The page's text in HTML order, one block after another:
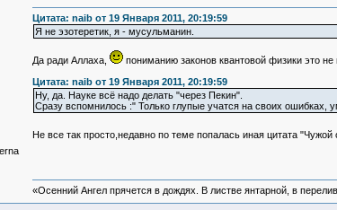
Цитата: naib от 19 Января 2011, 20:19:59
Я не эзотеретик, я - мусульманин.
Да ради Аллаха, пониманию законов квантовой физики это не
Цитата: naib от 19 Января 2011, 20:19:59
Ну, да. Науке всё надо делать "через Пекин".
Сразу вспомнилось :" Только глупые учатся на своих ошибках,
Не все так просто,недавно по теме попалась иная цитата
«Осенний Ангел прячется в дождях. В листве янтарной, в